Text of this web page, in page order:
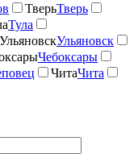
ТверьТверь
Тула
УльяновскУльяновск
Чебоксары
ЧитаЧита